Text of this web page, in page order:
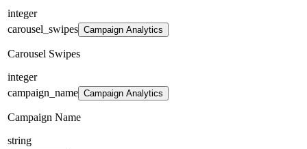
integer
carousel_swipes Campaign Analytics
Carousel Swipes
integer
campaign_name Campaign Analytics
Campaign Name
string